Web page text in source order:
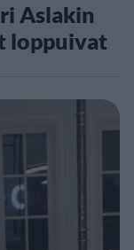
Aslakin
loppuivat